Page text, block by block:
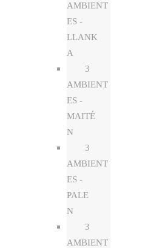
AMBIENT
ES -
LLANK
A
3
AMBIENT
ES -
MAITÉ
N
3
AMBIENT
ES -
PALE
N
3
AMBIENT